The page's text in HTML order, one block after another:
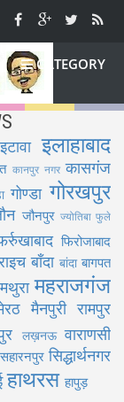
CATEGORY
इटावा इलाहाबाद
कानपुर नगर कासगंज
गोण्डा गोरखपुर
जौनपुर ज्योतिबा फुले
फिरोजाबाद
बाँदा बांदा बागपत
मथुरा महराजगंज
मैनपुरी रामपुर
लख़नऊ वाराणसी
सहारनपुर सिद्धार्थनगर
हाथरस हापुड़